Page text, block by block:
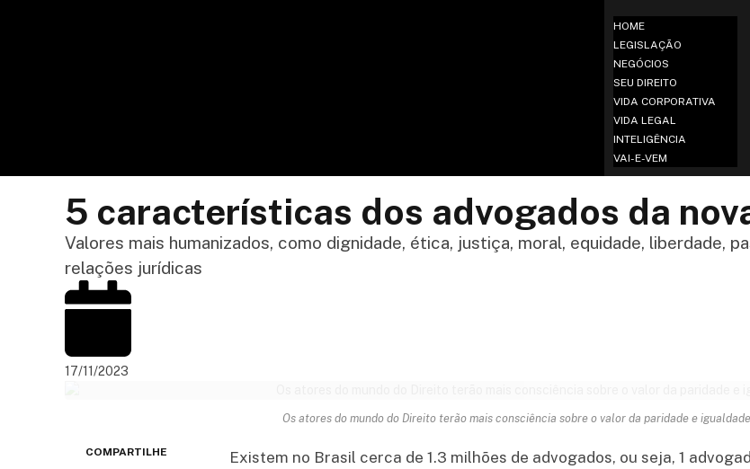
HOME
LEGISLAÇÃO
NEGÓCIOS
SEU DIREITO
VIDA CORPORATIVA
VIDA LEGAL
INTELIGÊNCIA
VAI-E-VEM
5 características dos advogados da
Valores mais humanizados, como dignidade, ética, justiça, moral, equidade, liberdade,
relações jurídicas
17/11/2023
Os atores do mundo do Direito terão mais consciência sobre o valor da paridade e
COMPARTILHE
Existem no Brasil cerca de 1.3 milhões de advogados, ou seja, 1